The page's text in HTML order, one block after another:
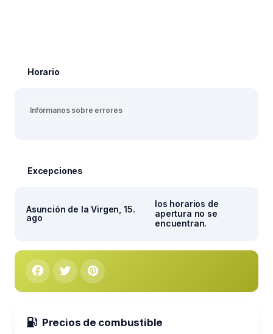
Horario
Infórmanos sobre errores
Excepciones
Asunción de la Virgen, 15.
ago
los horarios de
apertura no se
encuentran.
Precios de combustible